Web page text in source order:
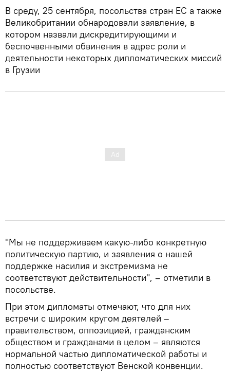
В среду, 25 сентября, посольства стран ЕС а также
Великобритании обнародовали заявление, в
котором назвали дискредитирующими и
беспочвенными обвинения в адрес роли и
деятельности некоторых дипломатических миссий
в Грузии
"Мы не поддерживаем какую-либо конкретную
политическую партию, и заявления о нашей
поддержке насилия и экстремизма не
соответствуют действительности", – отметили в
посольстве.
При этом дипломаты отмечают, что для них
встречи с широким кругом деятелей –
правительством, оппозицией, гражданским
обществом и гражданами в целом – являются
нормальной частью дипломатической работы и
полностью соответствуют Венской конвенции.